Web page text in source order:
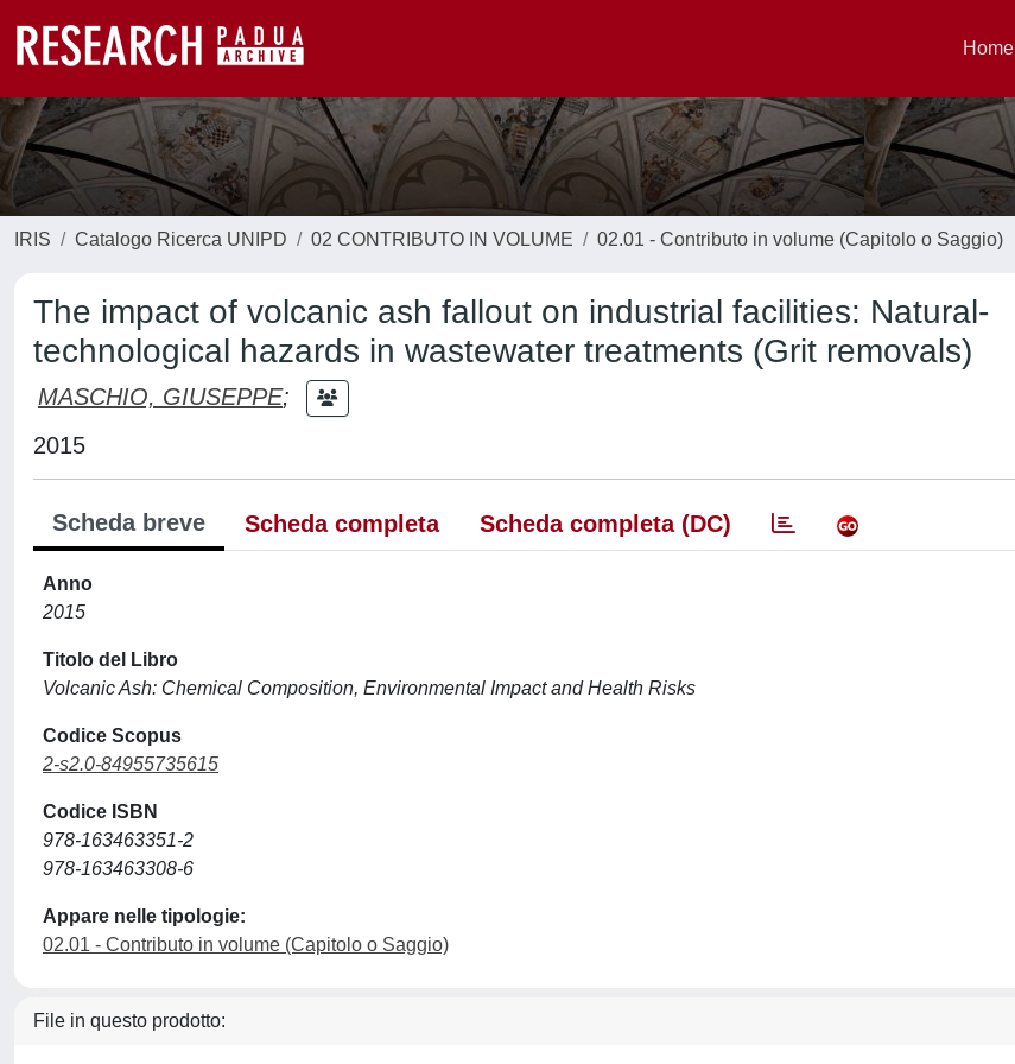
Home
IRIS Catalogo Ricerca UNIPD 02 CONTRIBUTO IN VOLUME 02.01 - Contributo in volume (Capitolo o Saggio)
The impact of volcanic ash fallout on industrial facilities: Natural-
technological hazards in wastewater treatments (Grit removals)
MASCHIO, GIUSEPPE;
2015
Scheda breve Scheda completa Scheda completa (DC)
Anno
2015
Titolo del Libro
Volcanic Ash: Chemical Composition, Environmental Impact and Health Risks
Codice Scopus
2-s2.0-84955735615
Codice ISBN
978-163463351-2
978-163463308-6
Appare nelle tipologie:
02.01 - Contributo in volume (Capitolo o Saggio)
File in questo prodotto: